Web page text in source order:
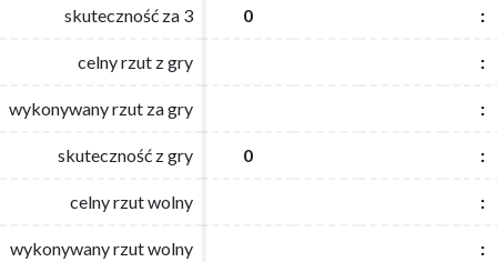
skuteczność za 3 0 :
celny rzut z gry :
wykonywany rzut za gry :
skuteczność z gry 0 :
celny rzut wolny :
wykonywany rzut wolny :
skuteczność za 3 0 :
celny rzut z gry :
wykonywany rzut za gry :
skuteczność z gry 0 :
celny rzut wolny :
wykonywany rzut wolny :